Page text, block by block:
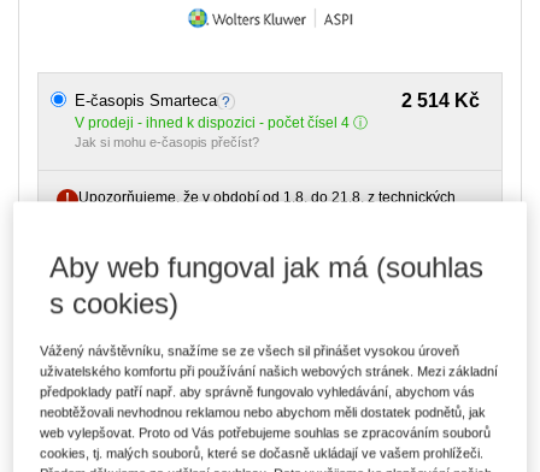
2 514 Kč
E-časopis Smarteca
V prodeji - ihned k dispozici - počet čísel 4
Jak si mohu e-časopis přečíst?
Upozorňujeme, že v období od 1.8. do 21.8. z technických
ks Vložit do košíku
Ke stažení
Obsah 7-8/2025
Obsah č. 9/2025
Aby web fungoval jak má (souhlas
s cookies)
Vážený návštěvníku, snažíme se ze všech sil přinášet vysokou úroveň
uživatelského komfortu při používání našich webových stránek. Mezi základní
předpoklady patří např. aby správně fungovalo vyhledávání, abychom vás
neobtěžovali nevhodnou reklamou nebo abychom měli dostatek podnětů, jak
web vylepšovat. Proto od Vás potřebujeme souhlas se zpracováním souborů
cookies, tj. malých souborů, které se dočasně ukládají ve vašem prohlížeči.